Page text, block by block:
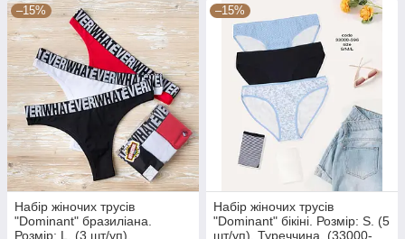
–15%
Набір жіночих трусів
"Dominant" бразиліана.
Розмір: L. (3 шт/уп).
–15%
Набір жіночих трусів
"Dominant" бікіні. Розмір: S. (5
шт/уп). Туреччина. (33000-